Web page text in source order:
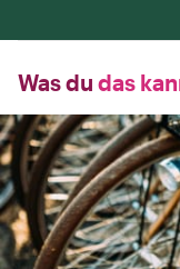
Was du das